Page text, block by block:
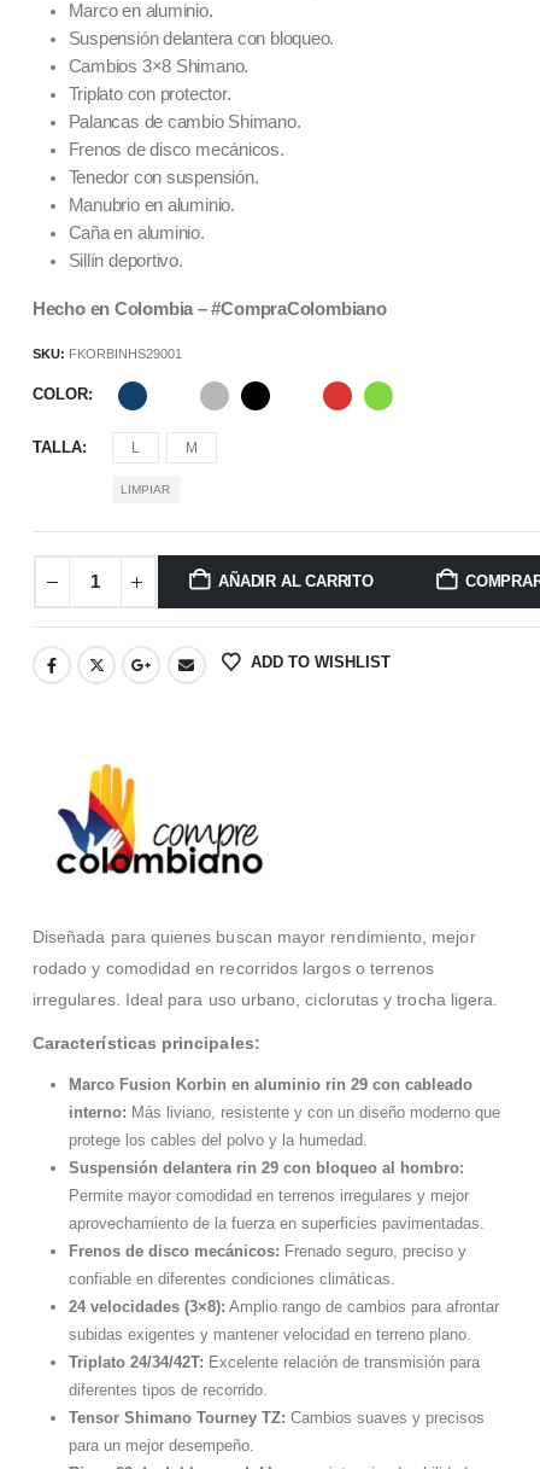
Marco en aluminio.
Suspensión delantera con bloqueo.
Cambios 3×8 Shimano.
Triplato con protector.
Palancas de cambio Shimano.
Frenos de disco mecánicos.
Tenedor con suspensión.
Manubrio en aluminio.
Caña en aluminio.
Sillín deportivo.
Hecho en Colombia – #CompraColombiano
SKU: FKORBINHS29001
COLOR
TALLA L M
LIMPIAR
AÑADIR AL CARRITO
ADD TO WISHLIST
Diseñada para quienes buscan mayor rendimiento, mejor
rodado y comodidad en recorridos largos o terrenos
irregulares. Ideal para uso urbano, ciclorutas y trocha ligera.
Características principales:
Marco Fusion Korbin en aluminio rin 29 con cableado
interno: Más liviano, resistente y con un diseño moderno que
protege los cables del polvo y la humedad.
Suspensión delantera rin 29 con bloqueo al hombro:
Permite mayor comodidad en terrenos irregulares y mejor
aprovechamiento de la fuerza en superficies pavimentadas.
Frenos de disco mecánicos: Frenado seguro, preciso y
confiable en diferentes condiciones climáticas.
24 velocidades (3×8): Amplio rango de cambios para afrontar
subidas exigentes y mantener velocidad en terreno plano.
Triplato 24/34/42T: Excelente relación de transmisión para
diferentes tipos de recorrido.
Tensor Shimano Tourney TZ: Cambios suaves y precisos
para un mejor desempeño.